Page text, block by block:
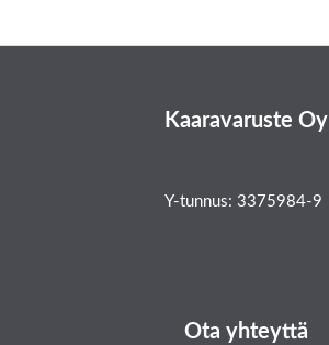
Kaaravaruste Oy
Y-tunnus: 3375984-9
Ota yhteyttä